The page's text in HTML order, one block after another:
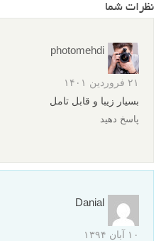
نظرات شما
photomehdi
۲۱ فروردین ۱۴۰۱
بسیار زیبا و قابل تامل
پاسخ دهید
Danial
۱۰ آبان ۱۳۹۴